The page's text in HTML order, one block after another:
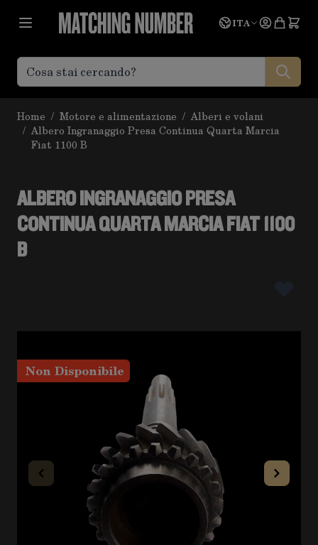
Lingua
ITA
Home / Motore e alimentazione / Alberi e volani
/ Albero Ingranaggio Presa Continua Quarta Marcia
Fiat 1100 B
ALBERO INGRANAGGIO PRESA
CONTINUA QUARTA MARCIA FIAT 1100
B
Non Disponibile